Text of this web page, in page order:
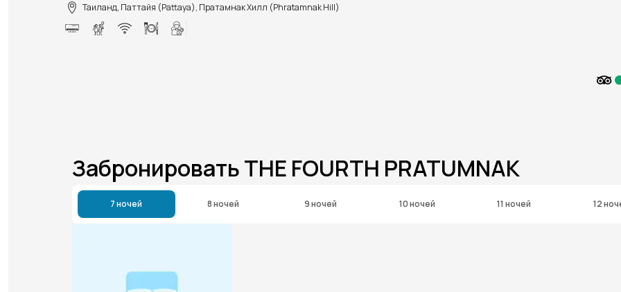
Таиланд, Паттайя (Pattaya), Пратамнак Хилл (Phratamnak Hill)
Забронировать THE FOURTH PRATUMNAK
7 ночей 8 ночей 9 ночей 10 ночей 11 ночей 12